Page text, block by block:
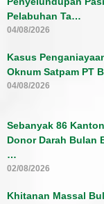
Pelabuhan Ta…
04/08/2026
Kasus
Oknum Satpam PT
04/08/2026
Sebanyak 86
Donor Darah Bulan
…
02/08/2026
Khitanan Massal